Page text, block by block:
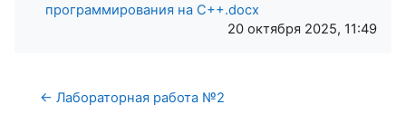
программирования на C++.docx
20 октября 2025, 11:49
← Лабораторная работа №2